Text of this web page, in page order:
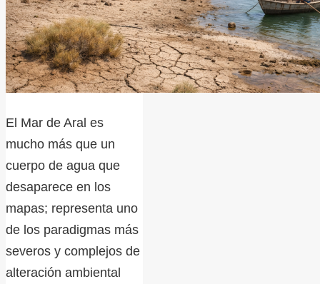
El Mar de Aral es
mucho más que un
cuerpo de agua que
desaparece en los
mapas; representa uno
de los paradigmas más
severos y complejos de
alteración ambiental